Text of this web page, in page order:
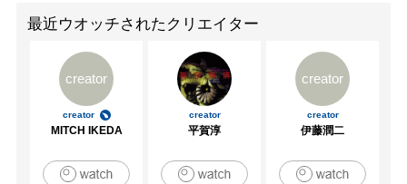
最近ウオッチされたクリエイター
creator
creator
MITCH IKEDA
creator
平賀淳
creator
creator
伊藤潤二